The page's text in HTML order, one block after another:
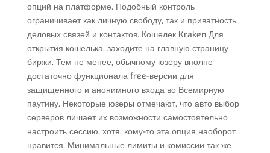
опций на платформе. Подобный контроль
ограничивает как личную свободу, так и приватность
деловых связей и контактов. Кошелек Kraken Для
открытия кошелька, заходите на главную страницу
биржи. Тем не менее, обычному юзеру вполне
достаточно функционала free-версии для
защищенного и анонимного входа во Всемирную
паутину. Некоторые юзеры отмечают, что авто выбор
серверов лишает их возможности самостоятельно
настроить сессию, хотя, кому-то эта опция наоборот
нравится. Минимальные лимиты и комиссии так же